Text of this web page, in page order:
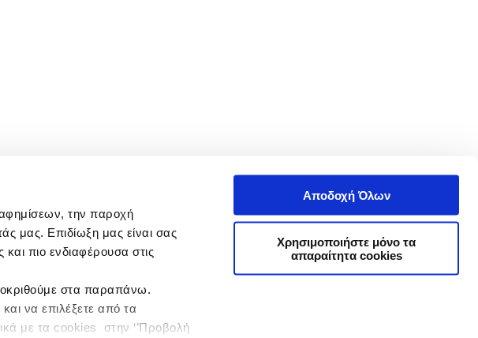
την παροχή
μας. Επιδίωξη μας είναι σας
πιο ενδιαφέρουσα στις
στα παραπάνω.
να επιλέξετε από τα
με τα cookies στην ‘’Προβολή
Αποδοχή Όλων
Χρησιμοποιήστε μόνο τα
απαραίτητα cookies